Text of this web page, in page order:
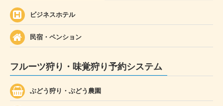
ビジネスホテル
民宿・ペンション
フルーツ狩り・味覚狩り予約システム
ぶどう狩り・ぶどう農園